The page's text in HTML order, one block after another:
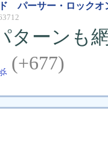
パーサー・ロックオ
ターンも
(+677)